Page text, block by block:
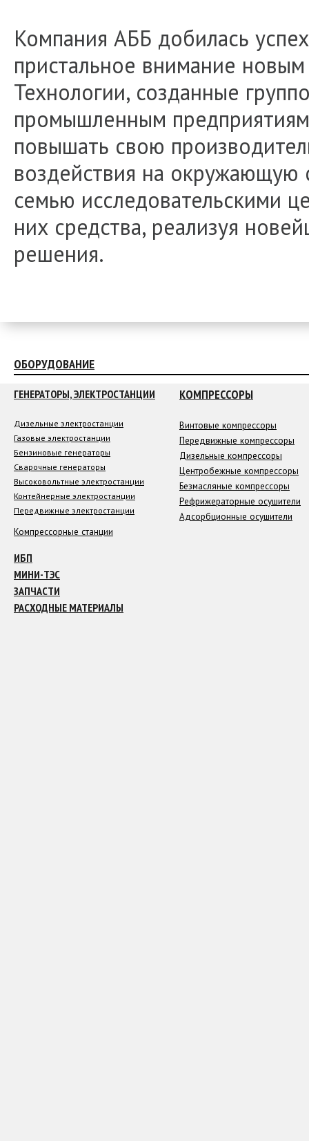
Компания АББ добилась
пристальное внимание
Технологии, созданные
промышленным
повышать свою
воздействия на окружающую
семью исследовательскими
них средства, реализуя
решения.
ОБОРУДОВАНИЕ
ГЕНЕРАТОРЫ, ЭЛЕКТРОСТАНЦИИ
Дизельные электростанции
Газовые электростанции
Бензиновые генераторы
Сварочные генераторы
Высоковольтные электростанции
Контейнерные электростанции
Передвижные электростанции
КОМПРЕССОРЫ
Винтовые компрессоры
Передвижные компрессоры
Дизельные компрессоры
Центробежные компрессоры
Безмасляные компрессоры
Рефрижераторные осушители
Адсорбционные осушители
Компрессорные станции
ИБП
МИНИ-ТЭС
ЗАПЧАСТИ
РАСХОДНЫЕ МАТЕРИАЛЫ